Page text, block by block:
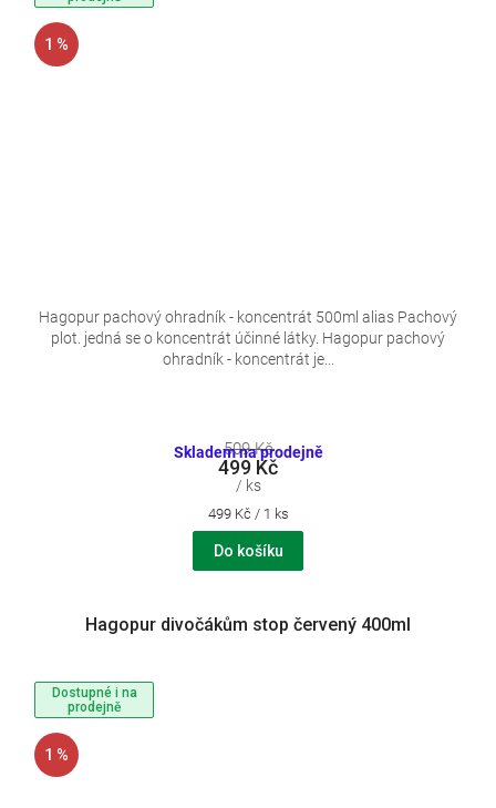
1 %
Skladem na prodejně
509 Kč
499 Kč
/ ks
Měrná
cena:
499 Kč / 1 ks
Do košíku
Hagopur pachový ohradník - koncentrát 500ml alias Pachový
plot. jedná se o koncentrát účinné látky. Hagopur pachový
ohradník - koncentrát je...
Dostupné i na
prodejně
1 %
Hagopur divočákům stop červený 400ml